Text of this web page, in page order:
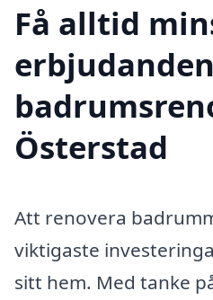
Få alltid
Österstad
Att renovera
viktigaste
sitt hem. Med tanke